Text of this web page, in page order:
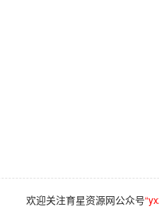
欢迎关注育星资源网公众号